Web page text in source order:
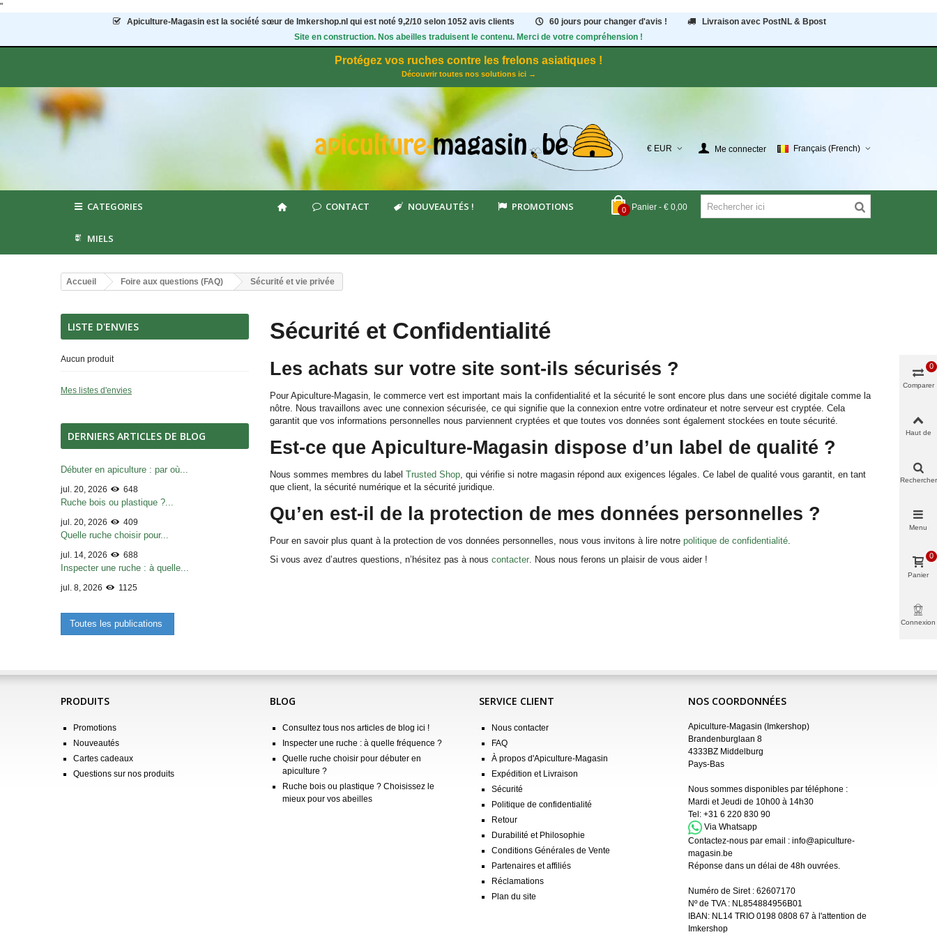
"
Apiculture-Magasin est la société sœur de Imkershop.nl qui est noté 9,2/10 selon 1052avis clients 60 jours pour changer d'avis !
Livraison avec PostNL & Bpost
Site en construction. Nos abeilles traduisent le contenu. Merci de votre compréhension !
Protégez vos ruches contre les frelons asiatiques !
Découvrir toutes nos solutions ici →
€ EUR Me connecter Français (French)
0 Panier - € 0,00
CATEGORIES CONTACT NOUVEAUTÉS ! PROMOTIONS
MIELS
Accueil Foire aux questions (FAQ) Sécurité et vie privée
LISTE D'ENVIES
Aucun produit
Mes listes d'envies
DERNIERS ARTICLES DE BLOG
Débuter en apiculture : par où...
jul. 20, 2026 648
Ruche bois ou plastique ?...
jul. 20, 2026 409
Quelle ruche choisir pour...
jul. 14, 2026 688
Inspecter une ruche : à quelle...
jul. 8, 2026 1125
Toutes les publications
Sécurité et Confidentialité
Les achats sur votre site sont-ils sécurisés ?
Pour Apiculture-Magasin, le commerce vert est important mais la confidentialité et la sécurité le sont encore plus dans une société digitale comme la
nôtre. Nous travaillons avec une connexion sécurisée, ce qui signifie que la connexion entre votre ordinateur et notre serveur est cryptée. Cela
garantit que vos informations personnelles nous parviennent cryptées et que toutes vos données sont également stockées en toute sécurité.
Est-ce que Apiculture-Magasin dispose d’un label de qualité ?
Nous sommes membres du label Trusted Shop, qui vérifie si notre magasin répond aux exigences légales. Ce label de qualité vous garantit, en tant
que client, la sécurité numérique et la sécurité juridique.
Qu’en est-il de la protection de mes données personnelles ?
Pour en savoir plus quant à la protection de vos données personnelles, nous vous invitons à lire notre politique de confidentialité.
Si vous avez d’autres questions, n’hésitez pas à nous contacter. Nous nous ferons un plaisir de vous aider !
PRODUITS
Promotions
Nouveautés
Cartes cadeaux
Questions sur nos produits
BLOG
Consultez tous nos articles de blog ici !
Inspecter une ruche : à quelle fréquence ?
Quelle ruche choisir pour débuter en
apiculture ?
Ruche bois ou plastique ? Choisissez le
mieux pour vos abeilles
SERVICE CLIENT
Nous contacter
FAQ
À propos d'Apiculture-Magasin
Expédition et Livraison
Sécurité
Politique de confidentialité
Retour
Durabilité et Philosophie
Conditions Générales de Vente
Partenaires et affiliés
Réclamations
Plan du site
NOS COORDONNÉES
Apiculture-Magasin (Imkershop)
Brandenburglaan 8
4333BZ Middelburg
Pays-Bas
Nous sommes disponibles par téléphone :
Mardi et Jeudi de 10h00 à 14h30
Tel: +31 6 220 830 90
Via Whatsapp
Contactez-nous par email : info@apiculture-
magasin.be
Réponse dans un délai de 48h ouvrées.
Numéro de Siret : 62607170
Nº de TVA : NL854884956B01
IBAN: NL14 TRIO 0198 0808 67 à l'attention de
Imkershop
Comparer
0
Haut de
Rechercher
Menu
Panier
0
Connexion